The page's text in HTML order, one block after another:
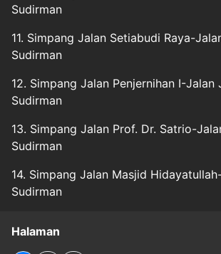
Sudirman
11. Simpang Jalan Setiabudi Raya-
Sudirman
12. Simpang Jalan Penjernihan I-Jalan
Sudirman
13. Simpang Jalan Prof. Dr. Satrio-
Sudirman
14. Simpang Jalan Masjid
Sudirman
Halaman